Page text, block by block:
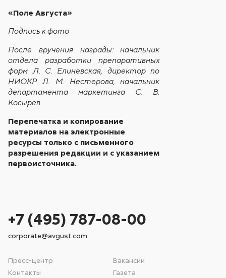
«Поле Августа»
Подпись к фото
После вручения награды: начальник
отдела разработки препаративных
форм Л. С. Елиневская, директор по
НИОКР Л. М. Нестерова, начальник
департамента маркетинга С. В.
Косырев.
Перепечатка и копирование
материалов на электронные
ресурсы только с письменного
разрешения редакции и с указанием
первоисточника.
Пресс-центр
Вакансии
Контакты
Газета
+7 (495) 787-08-00
corporate@avgust.com